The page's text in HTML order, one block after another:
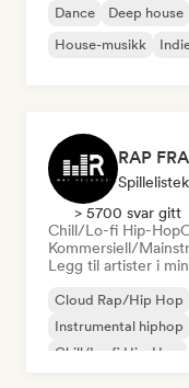
Dance Deep house
House-musikk
> 5700 svar gitt
Chill/Lo-fi Hip-Hop
Kommersiell/
Legg til artister i
Cloud Rap/Hip Hop
Instrumental hiphop
Chill/Lo-fi Hip-Hop